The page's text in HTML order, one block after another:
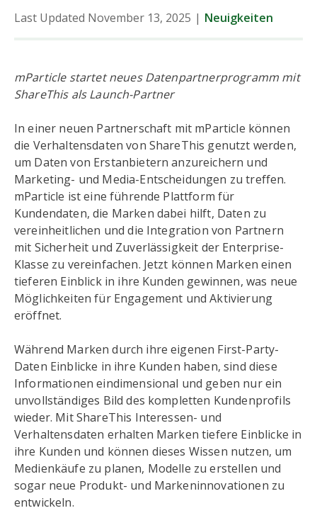
Daten
Neuigkeiten
Last Updated November 13, 2025 | Neuigkeiten
mParticle startet neues Datenpartnerprogramm mit
ShareThis als Launch-Partner
In einer neuen Partnerschaft mit mParticle können
die Verhaltensdaten von ShareThis genutzt werden,
um Daten von Erstanbietern anzureichern und
Marketing- und Media-Entscheidungen zu treffen.
mParticle ist eine führende Plattform für
Kundendaten, die Marken dabei hilft, Daten zu
vereinheitlichen und die Integration von Partnern
mit Sicherheit und Zuverlässigkeit der Enterprise-
Klasse zu vereinfachen. Jetzt können Marken einen
tieferen Einblick in ihre Kunden gewinnen, was neue
Möglichkeiten für Engagement und Aktivierung
eröffnet.
Während Marken durch ihre eigenen First-Party-
Daten Einblicke in ihre Kunden haben, sind diese
Informationen eindimensional und geben nur ein
unvollständiges Bild des kompletten Kundenprofils
wieder. Mit ShareThis Interessen- und
Verhaltensdaten erhalten Marken tiefere Einblicke in
ihre Kunden und können dieses Wissen nutzen, um
Medienkäufe zu planen, Modelle zu erstellen und
sogar neue Produkt- und Markeninnovationen zu
entwickeln.